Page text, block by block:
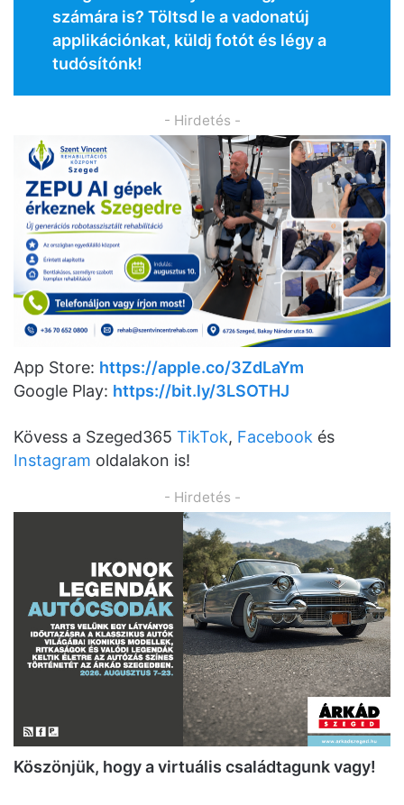
számára is? Töltsd le a vadonatúj
applikációnkat, küldj fotót és légy a
tudósítónk!
- Hirdetés -
App Store: https://apple.co/3ZdLaYm
Google Play: https://bit.ly/3LSOTHJ
Kövess a Szeged365 TikTok, Facebook és
Instagram oldalakon is!
- Hirdetés -
Köszönjük, hogy a virtuális családtagunk vagy!